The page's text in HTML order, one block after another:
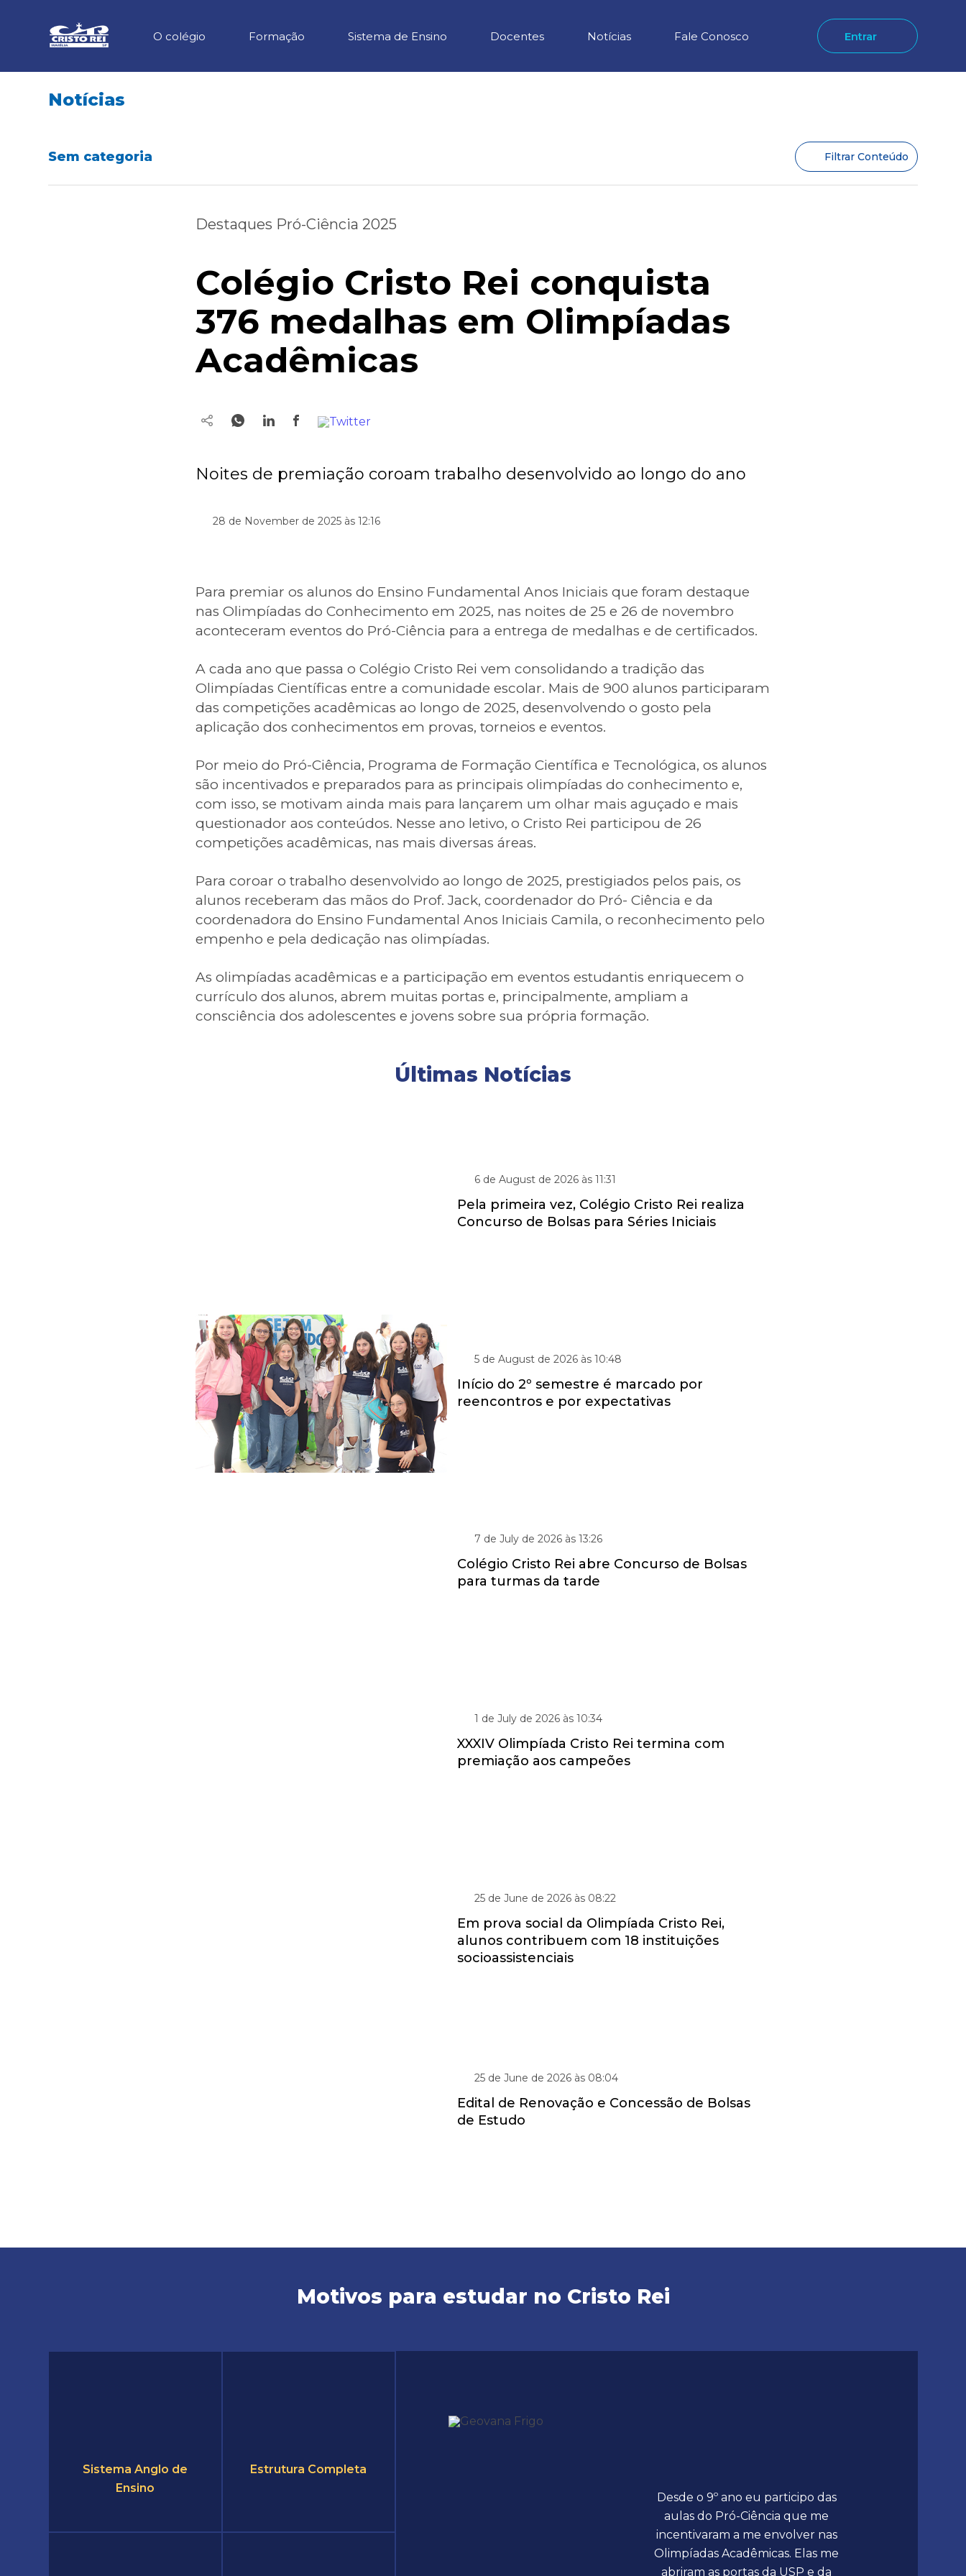
O colégio Formação Sistema de Ensino Docentes Notícias Fale Conosco Entrar
Notícias
Sem categoria Filtrar Conteúdo
Destaques Pró-Ciência 2025
Colégio Cristo Rei conquista
376 medalhas em Olimpíadas
Acadêmicas
Noites de premiação coroam trabalho desenvolvido ao longo do ano
28 de November de 2025 às 12:16
Para premiar os alunos do Ensino Fundamental Anos Iniciais que foram destaque
nas Olimpíadas do Conhecimento em 2025, nas noites de 25 e 26 de novembro
aconteceram eventos do Pró-Ciência para a entrega de medalhas e de certificados.
A cada ano que passa o Colégio Cristo Rei vem consolidando a tradição das
Olimpíadas Científicas entre a comunidade escolar. Mais de 900 alunos participaram
das competições acadêmicas ao longo de 2025, desenvolvendo o gosto pela
aplicação dos conhecimentos em provas, torneios e eventos.
Por meio do Pró-Ciência, Programa de Formação Científica e Tecnológica, os alunos
são incentivados e preparados para as principais olimpíadas do conhecimento e,
com isso, se motivam ainda mais para lançarem um olhar mais aguçado e mais
questionador aos conteúdos. Nesse ano letivo, o Cristo Rei participou de 26
competições acadêmicas, nas mais diversas áreas.
Para coroar o trabalho desenvolvido ao longo de 2025, prestigiados pelos pais, os
alunos receberam das mãos do Prof. Jack, coordenador do Pró- Ciência e da
coordenadora do Ensino Fundamental Anos Iniciais Camila, o reconhecimento pelo
empenho e pela dedicação nas olimpíadas.
As olimpíadas acadêmicas e a participação em eventos estudantis enriquecem o
currículo dos alunos, abrem muitas portas e, principalmente, ampliam a
consciência dos adolescentes e jovens sobre sua própria formação.
Últimas Notícias
6 de August de 2026 às 11:31
Pela primeira vez, Colégio Cristo Rei realiza
Concurso de Bolsas para Séries Iniciais
5 de August de 2026 às 10:48
Início do 2º semestre é marcado por
reencontros e por expectativas
7 de July de 2026 às 13:26
Colégio Cristo Rei abre Concurso de Bolsas
para turmas da tarde
1 de July de 2026 às 10:34
XXXIV Olimpíada Cristo Rei termina com
premiação aos campeões
25 de June de 2026 às 08:22
Em prova social da Olimpíada Cristo Rei,
alunos contribuem com 18 instituições
socioassistenciais
25 de June de 2026 às 08:04
Edital de Renovação e Concessão de Bolsas
de Estudo
Motivos para estudar no Cristo Rei
Sistema Anglo de
Ensino
Estrutura Completa
Desde o 9º ano eu participo das
aulas do Pró-Ciência que me
incentivaram a me envolver nas
Olimpíadas Acadêmicas. Elas me
abriram as portas da USP e da